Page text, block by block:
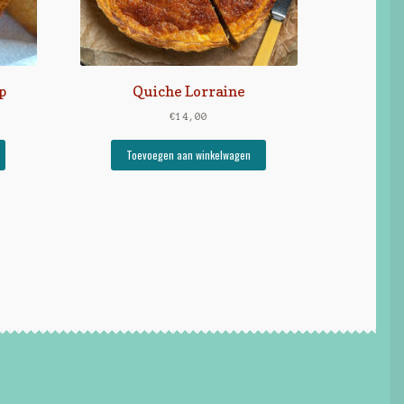
Quiche Lorraine
€14,00
Toevoegen aan winkelwagen